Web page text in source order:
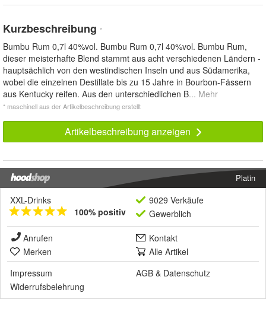
Kurzbeschreibung *
Bumbu Rum 0,7l 40%vol. Bumbu Rum 0,7l 40%vol. Bumbu Rum,
dieser meisterhafte Blend stammt aus acht verschiedenen Ländern -
hauptsächlich von den westindischen Inseln und aus Südamerika,
wobei die einzelnen Destillate bis zu 15 Jahre in Bourbon-Fässern
aus Kentucky reifen. Aus den unterschiedlichen B... Mehr
* maschinell aus der Artikelbeschreibung erstellt
Artikelbeschreibung anzeigen
Platin
XXL-Drinks
100% positiv
9029 Verkäufe
Gewerblich
Anrufen
Kontakt
Merken
Alle Artikel
Impressum
AGB & Datenschutz
Widerrufsbelehrung